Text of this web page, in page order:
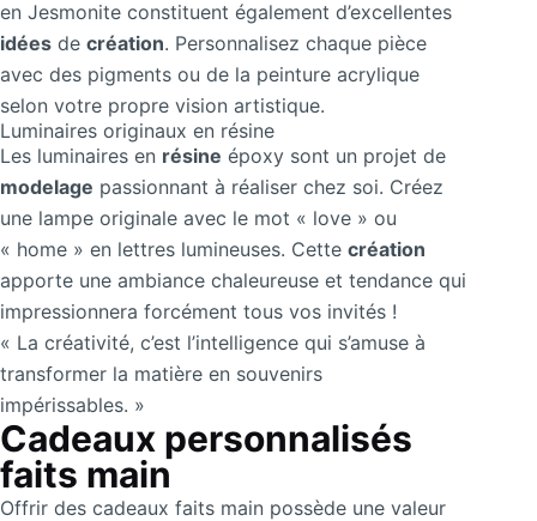
en Jesmonite constituent également d’excellentes
idées de création. Personnalisez chaque pièce
avec des pigments ou de la peinture acrylique
selon votre propre vision artistique.
Luminaires originaux en résine
Les luminaires en résine époxy sont un projet de
modelage passionnant à réaliser chez soi. Créez
une lampe originale avec le mot « love » ou
« home » en lettres lumineuses. Cette création
apporte une ambiance chaleureuse et tendance qui
impressionnera forcément tous vos invités !
« La créativité, c’est l’intelligence qui s’amuse à
transformer la matière en souvenirs
impérissables. »
Cadeaux personnalisés
faits main
Offrir des cadeaux faits main possède une valeur